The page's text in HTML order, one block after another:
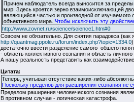
Причем наблюдатель всегда выносится за
мир. Здесь кроется зерно взаимоисключающей
являющийся частью и производной от изучаемого
объективного мира. Чтобы исключить эту
http://www.zovnet.ru/science/science1.htm#0
Совсем не обязательно. Для снятия парадокса (как
http://quantmag.ppole.ru/forum/index.php?topic=1334.0)
достаточно ввести разделение самого обшего
- область коллективного сознания и область личного
А нашу реальность представить как
Цитата:
Теперь, учитывая отсутствие каких-либо
Поскольку пределов для расширения сознания не
Пределом раширения человеческого сознания
В противном случае - логическая катастрофа.